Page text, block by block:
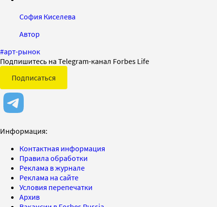
София Киселева
Автор
#арт-рынок
Подпишитесь на Telegram-канал Forbes Life
Подписаться
Информация:
Контактная информация
Правила обработки
Реклама в журнале
Реклама на сайте
Условия перепечатки
Архив